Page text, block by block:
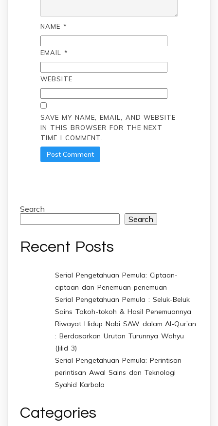
NAME *
EMAIL *
WEBSITE
SAVE MY NAME, EMAIL, AND WEBSITE
IN THIS BROWSER FOR THE NEXT
TIME I COMMENT.
Search
Search
Recent Posts
Serial Pengetahuan Pemula: Ciptaan-
ciptaan dan Penemuan-penemuan
Serial Pengetahuan Pemula : Seluk-Beluk
Sains Tokoh-tokoh & Hasil Penemuannya
Riwayat Hidup Nabi SAW dalam Al-Qur’an
: Berdasarkan Urutan Turunnya Wahyu
(Jilid 3)
Serial Pengetahuan Pemula: Perintisan-
perintisan Awal Sains dan Teknologi
Syahid Karbala
Categories